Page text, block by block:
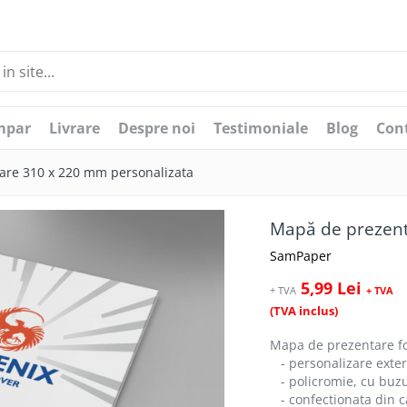
Livrare Despre noi Testimoniale Blog
310 x 220 mm personalizata
Mapă de
SamPaper
+ TVA 5,99 Lei+ TVA
(TVA inclus)
Mapa de prezentare
- personalizare
- policromie, cu
- confectionata din